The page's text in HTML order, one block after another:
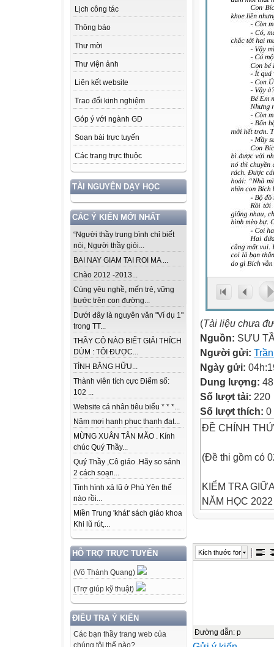
Lịch công tác
Thông báo
Thư mời
Thư viện ảnh
Liên kết website
Trao đổi kinh nghiệm
Góp ý với ngành GD
Soạn bài trực tuyến
Các trang trực thuộc
TÀI NGUYÊN DẠY HỌC
CÁC Ý KIẾN MỚI NHẤT
“Người thầy trung bình chỉ biết
nói, Người thầy giỏi...
BAI NAY GIAM TAI ROI MA ...
Chào 2012 -2013...
Cùng yêu nghề, mến trẻ, vững
bước trên con đường...
Dưới đây là nguyên văn "Ví dụ 1"
trong TT...
THẦY CÔ NÀO BIẾT GIẢI THÍCH
DÙM : TÔI ĐƯỢC...
TÌNH BẰNG HỮU...
Thành viên tích cực Điểm số:
102 ...
Website cá nhân tiêu biểu * * *...
Năm mơi hanh phuc thanh đat...
MỪNG XUÂN TÂN MÃO . Kính
chúc Quý Thầy...
Quý Thầy ,Cô giáo .Hãy so sánh
2 cách soạn...
Tình hình xả lũ ở Phú Yên thế
nào rồi...
Miền Trung 'khát' sách giáo khoa
Khi lũ rút,...
HỖ TRỢ TRỰC TUYẾN
(Võ Thành Quang)
(Trợ giúp kỹ thuật)
ĐIỀU TRA Ý KIẾN
Các bạn thầy trang web của
chúng tôi thế nào?
(Tài liệu chưa
Nguồn: SƯU
Người gửi:
Ngày gửi:
Dung lượng:
Số lượt tải: 220
Số lượt thích: 0
ĐỀ CHÍNH
(Đề thi gồm có
KIỂM TRA
NĂM HỌC
I. ĐỌC HIỂU
Nó nghĩ và nó
Kích thước font
Đường dẫn: p